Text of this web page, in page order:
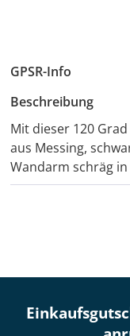
GPSR-Info
Beschreibung
Mit dieser 120
aus Messing,
Wandarm schräg